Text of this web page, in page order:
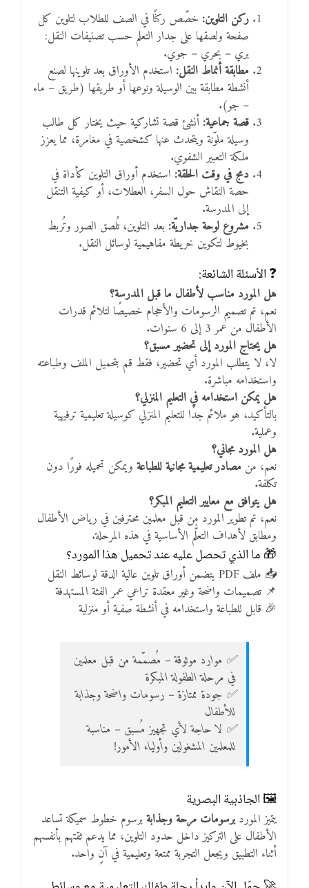
ركن التلوين: خصّص ركنًا في الصف للطلاب لتلوين كل
صفحة ولصقها على جدار التعلم حسب تصنيفات النقل:
بري – بحري – جوي.
مطابقة أنماط النقل: استخدم الأوراق بعد تلوينها لصنع
أنشطة مطابقة بين الوسيلة ونوعها أو طريقها (طريق – ماء
– جو).
قصة جماعية: أنشئ قصة تشاركية حيث يختار كل طالب
وسيلة ملوّنة ويتحدث عنها كشخصية في مغامرة، مما يعزز
ملكة التعبير الشفوي.
دمج في وقت الحلقة: استخدم أوراق التلوين كأداة في
حصة النقاش حول السفر، العطلات، أو كيفية التنقل
إلى المدرسة.
مشروع لوحة جداريّة: بعد التلوين، تُلصق الصور وتُربط
بخيوط لتكوين خريطة مفاهيمية لوسائل النقل.
❓ الأسئلة الشائعة:
هل المورد مناسب لأطفال ما قبل المدرسة؟
نعم، تم تصميم الرسومات والأحجام خصيصًا لتلائم قدرات
الأطفال من عمر 3 إلى 6 سنوات.
هل يحتاج المورد إلى تحضير مسبق؟
لا، لا يتطلب المورد أي تحضير، فقط قم بتحميل الملف وطباعته
واستخدامه مباشرة.
هل يمكن استخدامه في التعليم المنزلي؟
بالتأكيد، هو ملائم جدًا للتعليم المنزلي كوسيلة تعليمية ترفيهية
وعملية.
هل المورد مجاني؟
نعم، من مصادر تعليمية مجانية للطباعةويمكن تحميله فورًا دون
تكلفة.
هل يتوافق مع معايير التعليم المبكر؟
نعم، تم تطوير المورد من قبل معلمين محترفين في رياض الأطفال
ومطابق لأهداف التعلُّم الأساسية في هذه المرحلة.
🎁 ما الذي تحصل عليه عند تحميل هذا المورد؟
📥 ملف PDF يتضمن أوراق تلوين عالية الدقة لوسائط النقل
📌 تصميمات واضحة وغير معقدة تراعي عمر الفئة المستهدفة
🎉 قابل للطباعة واستخدامه في أنشطة صفية أو منزلية
✅ موارد موثوقة – مُصمّمة من قبل معلمين
في مرحلة الطفولة المبكرة
✅ جودة ممتازة – رسومات واضحة وجذابة
للأطفال
✅ لا حاجة لأي تجهيز مُسبق – مناسبة
للمعلمين المشغولين وأولياء الأمور!
🖼️ الجاذبية البصرية
يتميز الموردبرسومات مرحة وجذابةبرسوم خطوط سميكة تساعد
الأطفال على التركيز داخل حدود التلوين، مما يدعم ثقتهم بأنفسهم
أثناء التطبيق ويجعل التجربة ممتعة وتعليمية في آنٍ واحد.